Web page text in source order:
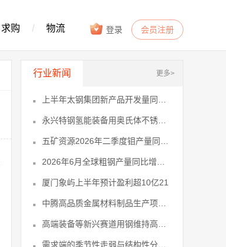
登录 会员注册
求购 / 物流
行业新闻 更多>
厦门象屿上半年预计盈利超10亿21